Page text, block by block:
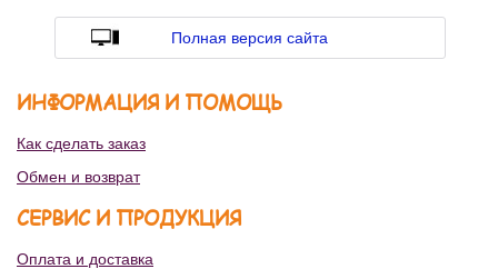
Полная версия сайта
ИНФОРМАЦИЯ И ПОМОЩЬ
Как сделать заказ
Обмен и возврат
СЕРВИС И ПРОДУКЦИЯ
Оплата и доставка